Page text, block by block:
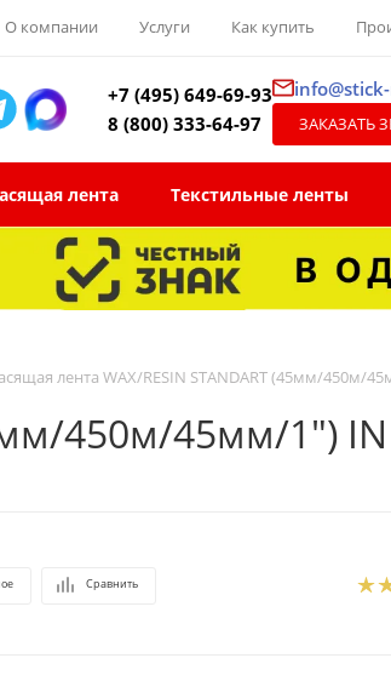
О компании Услуги Как купить
+7 (495) 649-69-93
8 (800) 333-64-97
лента Текстильные ленты
лента WAX/RESIN STANDART (45мм/450м/
450м/45мм/1") IN
Сравнить